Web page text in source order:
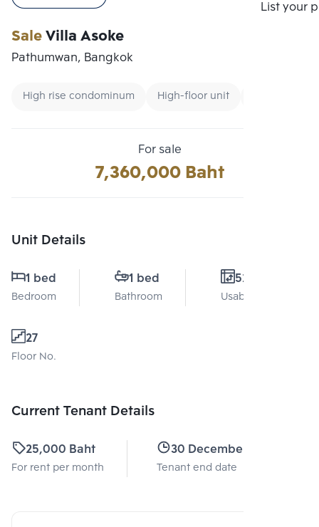
List your
SaleVilla Asoke
Pathumwan, Bangkok
High rise condominum High-floor unit
For sale
7,360,000 Baht
Unit Details
1 bed
Bedroom
1 bed
Bathroom
52 Sq.m.
Usable area
27
Floor No.
Current Tenant Details
25,000 Baht
For rent per month
30 December 2025
Tenant end date